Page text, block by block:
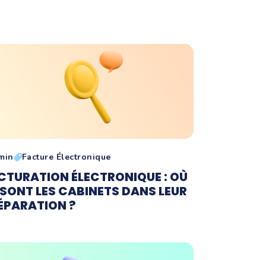
Facture Électronique
ÉLECTRONIQUE : OÙ
LES CABINETS DANS LEUR
?